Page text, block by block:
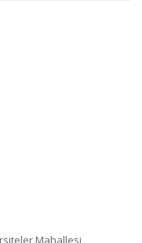
Mahallesi,